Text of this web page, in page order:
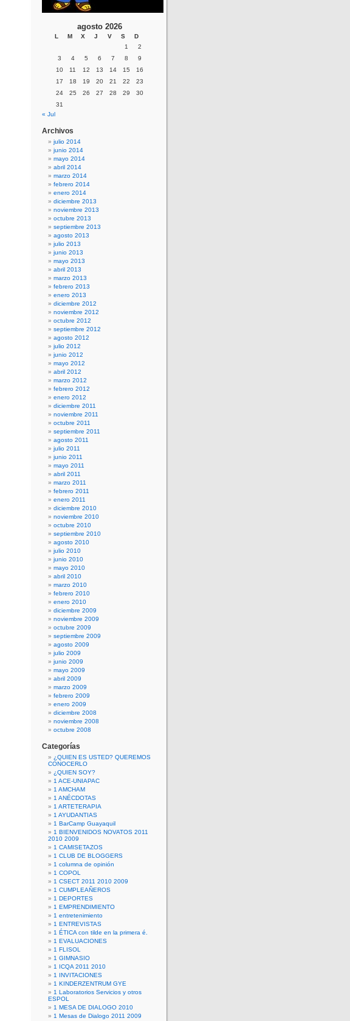
agosto 2026
L M X J V S
D
1
2
3
4 5 6 7 8
9
10
11 12 13 14 15
16
17
18 19 20 21 22
23
24
25 26 27 28 29
30
31
« Jul
Archivos
julio 2014
junio 2014
mayo 2014
abril 2014
marzo 2014
febrero 2014
enero 2014
diciembre 2013
noviembre 2013
octubre 2013
septiembre 2013
agosto 2013
julio 2013
junio 2013
mayo 2013
abril 2013
marzo 2013
febrero 2013
enero 2013
diciembre 2012
noviembre 2012
octubre 2012
septiembre 2012
agosto 2012
julio 2012
junio 2012
mayo 2012
abril 2012
marzo 2012
febrero 2012
enero 2012
diciembre 2011
noviembre 2011
octubre 2011
septiembre 2011
agosto 2011
julio 2011
junio 2011
mayo 2011
abril 2011
marzo 2011
febrero 2011
enero 2011
diciembre 2010
noviembre 2010
octubre 2010
septiembre 2010
agosto 2010
julio 2010
junio 2010
mayo 2010
abril 2010
marzo 2010
febrero 2010
enero 2010
diciembre 2009
noviembre 2009
octubre 2009
septiembre 2009
agosto 2009
julio 2009
junio 2009
mayo 2009
abril 2009
marzo 2009
febrero 2009
enero 2009
diciembre 2008
noviembre 2008
octubre 2008
Categorías
¿QUIEN ES USTED? QUEREMOS
CONOCERLO
¿QUIEN SOY?
1 ACE-UNIAPAC
1 AMCHAM
1 ANÉCDOTAS
1 ARTETERAPIA
1 AYUDANTIAS
1 BarCamp Guayaquil
1 BIENVENIDOS NOVATOS 2011
2010 2009
1 CAMISETAZOS
1 CLUB DE BLOGGERS
1 columna de opinión
1 COPOL
1 CSECT 2011 2010 2009
1 CUMPLEAÑEROS
1 DEPORTES
1 EMPRENDIMIENTO
1 entretenimiento
1 ENTREVISTAS
1 ÉTICA con tilde en la primera é.
1 EVALUACIONES
1 FLISOL
1 GIMNASIO
1 ICQA 2011 2010
1 INVITACIONES
1 KINDERZENTRUM GYE
1 Laboratorios Servicios y otros
ESPOL
1 MESA DE DIALOGO 2010
1 Mesas de Dialogo 2011 2009